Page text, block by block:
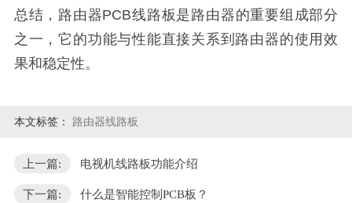
总结，路由器PCB线路板是路由器的重要组成部分
之一，它的功能与性能直接关系到路由器的使用效
果和稳定性。
本文标签： 路由器线路板
上一篇: 电视机线路板功能介绍
下一篇: 什么是智能控制PCB板？